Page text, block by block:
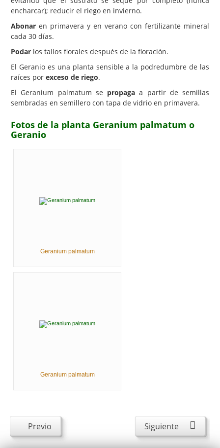
encharcar); reducir el riego en invierno.
Abonar en primavera y en verano con fertilizante mineral
cada 30 días.
Podar los tallos florales después de la floración.
El Geranio es una planta sensible a la podredumbre de las
raíces por exceso de riego.
El Geranium palmatum se propaga a partir de semillas
sembradas en semillero con tapa de vidrio en primavera.
Fotos de la planta Geranium palmatum o
Geranio
Geranium palmatum
Geranium palmatum
Previo Siguiente